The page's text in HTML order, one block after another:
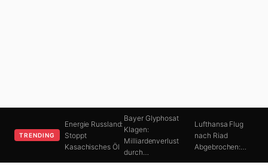
TRENDING
Energie Russland:
Stoppt
Kasachisches Öl
Bayer Glyphosat
Klagen:
Milliardenverlust
durch…
Lufthansa Flug
nach Riad
Abgebrochen:…